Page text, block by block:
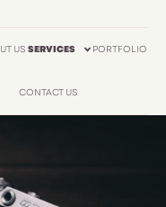
US SERVICES PORTFOLIO
CONTACT US